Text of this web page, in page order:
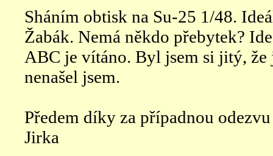
Sháním obtisk na Su-25 1/48.
Žabák. Nemá někdo přebytek?
ABC je vítáno. Byl jsem si jitý, že
nenašel jsem.
Předem díky za případnou
Jirka